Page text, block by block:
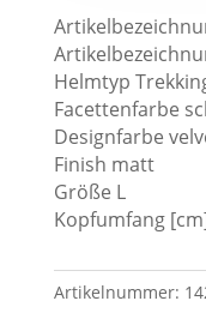
Helmtyp
Facettenfarbe
Designfarbe
Finish matt
Größe L
Kopfumfang
Artikelnummer: